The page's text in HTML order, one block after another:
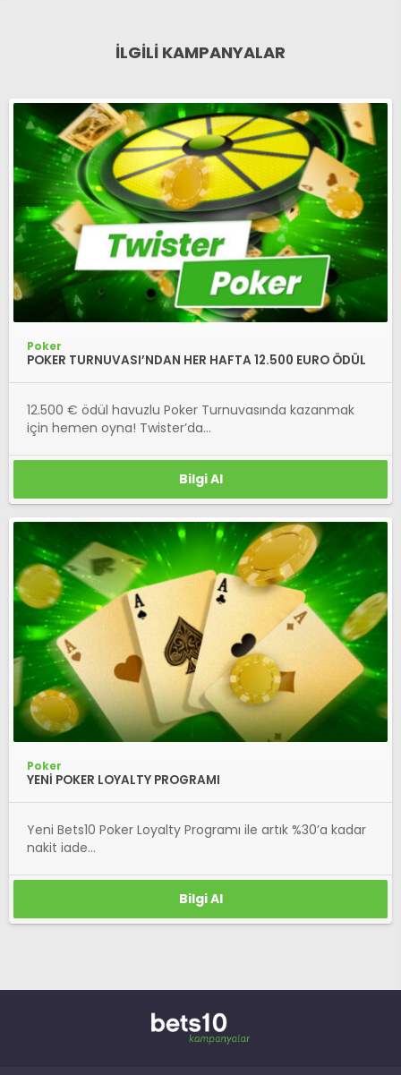
İLGİLİ KAMPANYALAR
Poker
POKER TURNUVASI’NDAN HER HAFTA 12.500 EURO ÖDÜL
12.500 € ödül havuzlu Poker Turnuvasında kazanmak
için hemen oyna! Twister’da...
Bilgi Al
Poker
YENİ POKER LOYALTY PROGRAMI
Yeni Bets10 Poker Loyalty Programı ile artık %30’a kadar
nakit iade...
Bilgi Al